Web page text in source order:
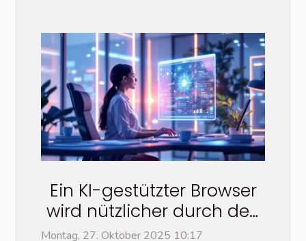
Ein KI-gestützter Browser
wird nützlicher durch den
Copilot-Modus?
Montag, 27. Oktober 2025 10:17